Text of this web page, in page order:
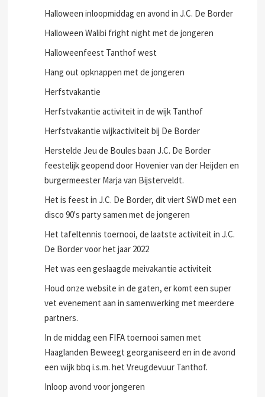
Halloween inloopmiddag en avond in J.C. De Border
Halloween Walibi fright night met de jongeren
Halloweenfeest Tanthof west
Hang out opknappen met de jongeren
Herfstvakantie
Herfstvakantie activiteit in de wijk Tanthof
Herfstvakantie wijkactiviteit bij De Border
Herstelde Jeu de Boules baan J.C. De Border
feestelijk geopend door Hovenier van der Heijden en
burgermeester Marja van Bijsterveldt.
Het is feest in J.C. De Border, dit viert SWD met een
disco 90's party samen met de jongeren
Het tafeltennis toernooi, de laatste activiteit in J.C.
De Border voor het jaar 2022
Het was een geslaagde meivakantie activiteit
Houd onze website in de gaten, er komt een super
vet evenement aan in samenwerking met meerdere
partners.
In de middag een FIFA toernooi samen met
Haaglanden Beweegt georganiseerd en in de avond
een wijk bbq i.s.m. het Vreugdevuur Tanthof.
Inloop avond voor jongeren